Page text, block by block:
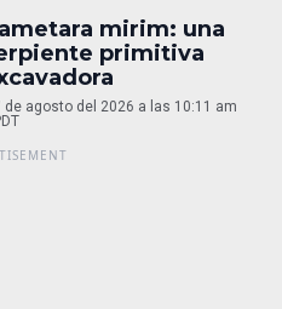
mirim: una
primitiva
de agosto del 2026 a las 10:11 am